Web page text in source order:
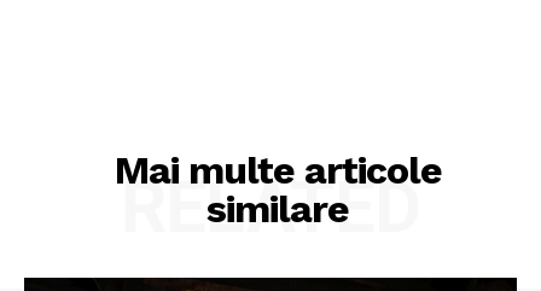
Mai multe articole
similare
RELATED